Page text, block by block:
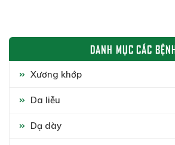
DANH MỤC CÁC
Xương khớp
Da liễu
Dạ dày